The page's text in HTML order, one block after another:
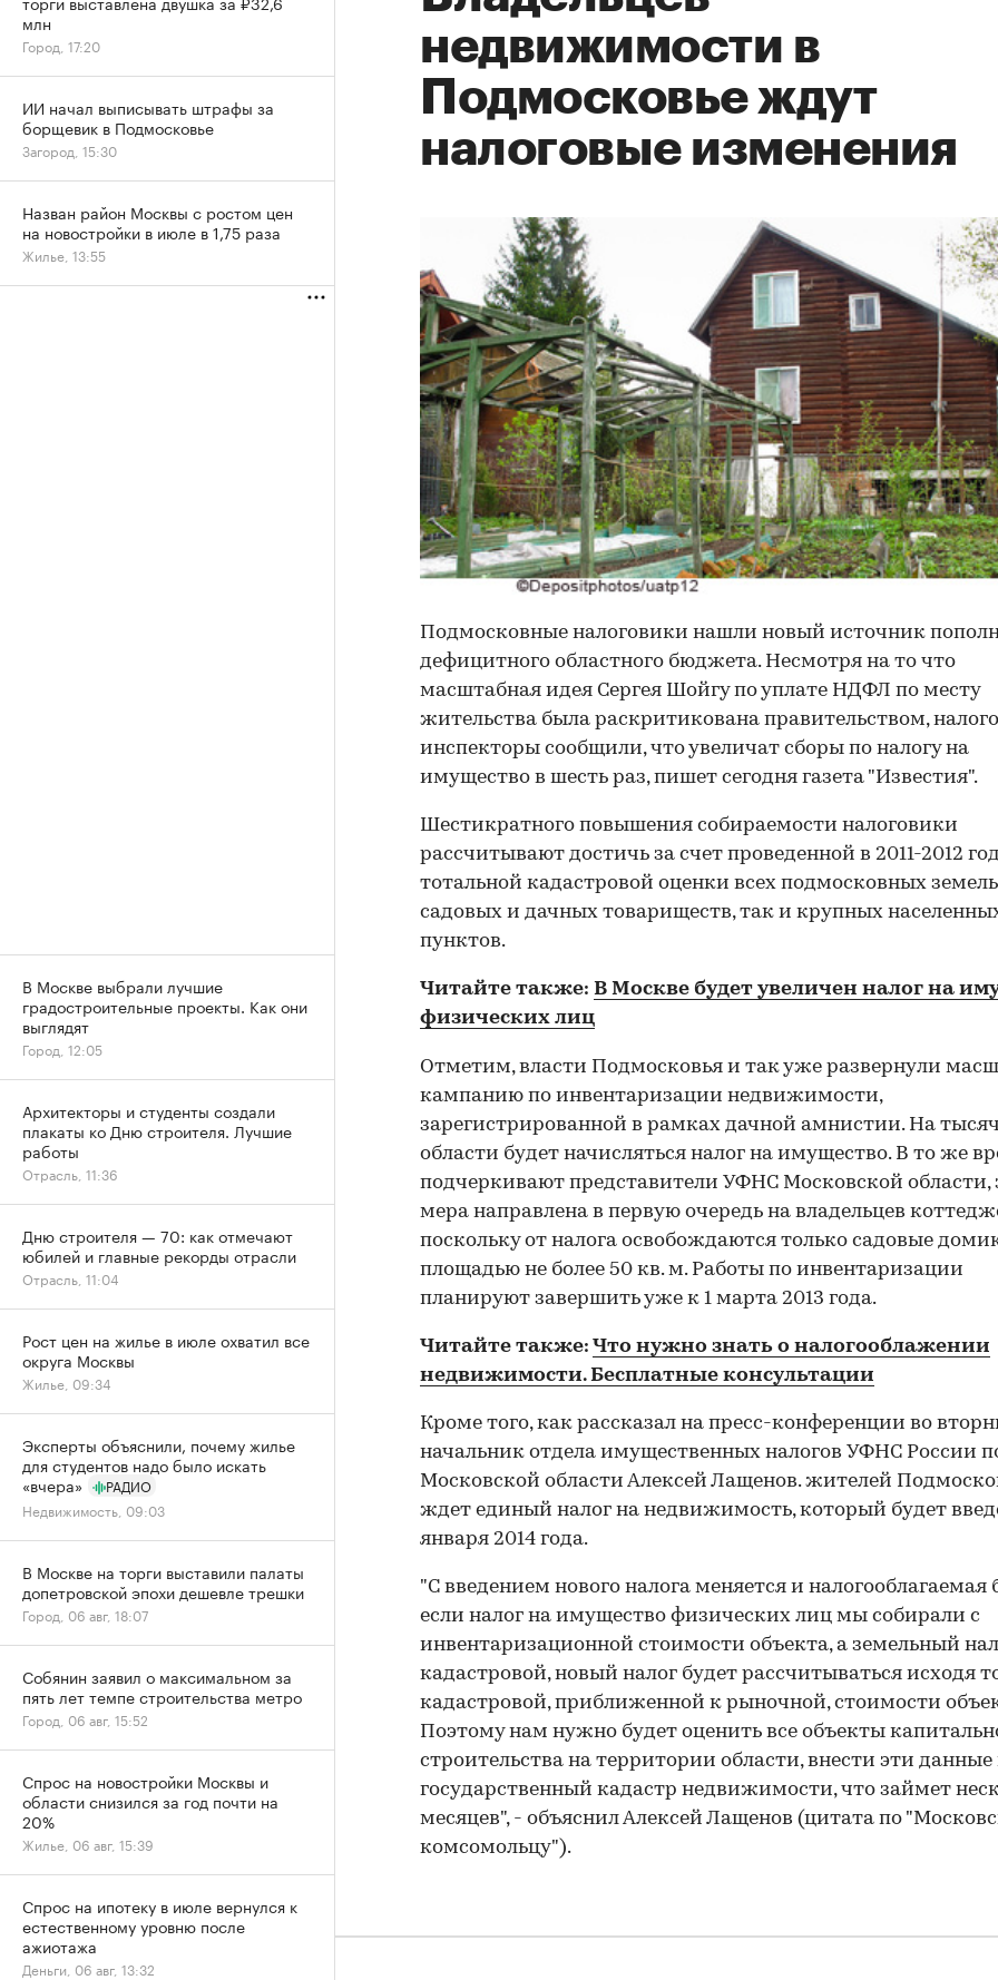
недвижимости в
Подмосковье ждут
налоговые изменения
Подмосковные налоговики нашли новый источник
дефицитного областного бюджета. Несмотря на то что
масштабная идея Сергея Шойгу по уплате НДФЛ по месту
жительства была раскритикована правительством,
инспекторы сообщили, что увеличат сборы по налогу на
имущество в шесть раз, пишет сегодня газета "Известия".
Шестикратного повышения собираемости налоговики
рассчитывают достичь за счет проведенной в 2011-2012
тотальной кадастровой оценки всех подмосковных
садовых и дачных товариществ, так и крупных
пунктов.
Читайте также: В Москве будет увеличен налог на
физических лиц
Отметим, власти Подмосковья и так уже развернули
кампанию по инвентаризации недвижимости,
зарегистрированной в рамках дачной амнистии. На
области будет начисляться налог на имущество. В то же
подчеркивают представители УФНС Московской области,
мера направлена в первую очередь на владельцев
поскольку от налога освобождаются только садовые
площадью не более 50 кв. м. Работы по инвентаризации
планируют завершить уже к 1 марта 2013 года.
Читайте также: Что нужно знать о налогооблажении
недвижимости. Бесплатные консультации
Кроме того, как рассказал на пресс-конференции во
начальник отдела имущественных налогов УФНС России
Московской области Алексей Лащенов. жителей
ждет единый налог на недвижимость, который будет
января 2014 года.
"С введением нового налога меняется и налогооблагаемая
если налог на имущество физических лиц мы собирали с
инвентаризационной стоимости объекта, а земельный
кадастровой, новый налог будет рассчитываться исходя
кадастровой, приближенной к рыночной, стоимости
Поэтому нам нужно будет оценить все объекты
строительства на территории области, внести эти данные
государственный кадастр недвижимости, что займет
месяцев", - объяснил Алексей Лащенов (цитата по
комсомольцу").
млн
Город, 17:20
ИИ начал выписывать штрафы за
борщевик в Подмосковье
Загород, 15:30
Назван район Москвы с ростом цен
на новостройки в июле в 1,75 раза
Жилье, 13:55
В Москве выбрали лучшие
градостроительные проекты. Как они
выглядят
Город, 12:05
Архитекторы и студенты создали
плакаты ко Дню строителя. Лучшие
работы
Отрасль, 11:36
Дню строителя — 70: как отмечают
юбилей и главные рекорды отрасли
Отрасль, 11:04
Рост цен на жилье в июле охватил все
округа Москвы
Жилье, 09:34
Эксперты объяснили, почему жилье
для студентов надо было искать
«вчера»
РАДИО
Недвижимость, 09:03
В Москве на торги выставили палаты
допетровской эпохи дешевле трешки
Город, 06 авг, 18:07
Собянин заявил о максимальном за
пять лет темпе строительства метро
Город, 06 авг, 15:52
Спрос на новостройки Москвы и
области снизился за год почти на
20%
Жилье, 06 авг, 15:39
Спрос на ипотеку в июле вернулся к
естественному уровню после
ажиотажа
Деньги, 06 авг, 13:32